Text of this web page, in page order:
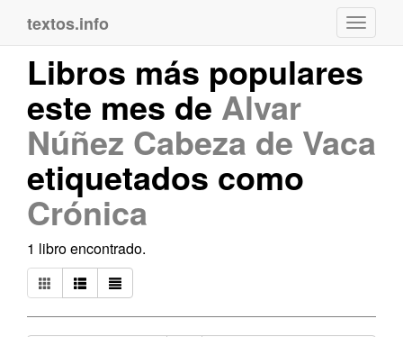
textos.info
Libros más populares
este mes deAlvar
Núñez Cabeza de Vaca
etiquetados como
Crónica
1 libro encontrado.